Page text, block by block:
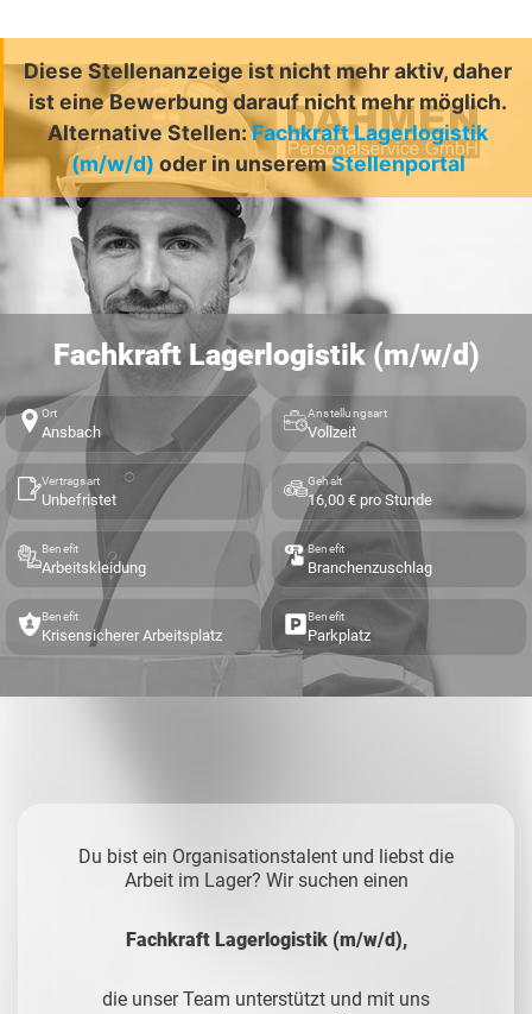
Diese Stellenanzeige ist nicht mehr aktiv, daher
ist eine Bewerbung darauf nicht mehr möglich.
Alternative Stellen:Fachkraft Lagerlogistik
(m/w/d) oder in unseremStellenportal
Fachkraft Lagerlogistik (m/w/d)
Ort
Ansbach
Anstellungsart
Vollzeit
Vertragsart
Unbefristet
Gehalt
16,00 € pro Stunde
Benefit
Arbeitskleidung
Benefit
Branchenzuschlag
Benefit
Krisensicherer Arbeitsplatz
Benefit
Parkplatz
Du bist ein Organisationstalent und liebst die
Arbeit im Lager? Wir suchen einen
Fachkraft Lagerlogistik (m/w/d),
die unser Team unterstützt und mit uns